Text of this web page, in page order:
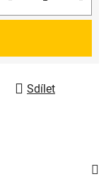
Sdílet